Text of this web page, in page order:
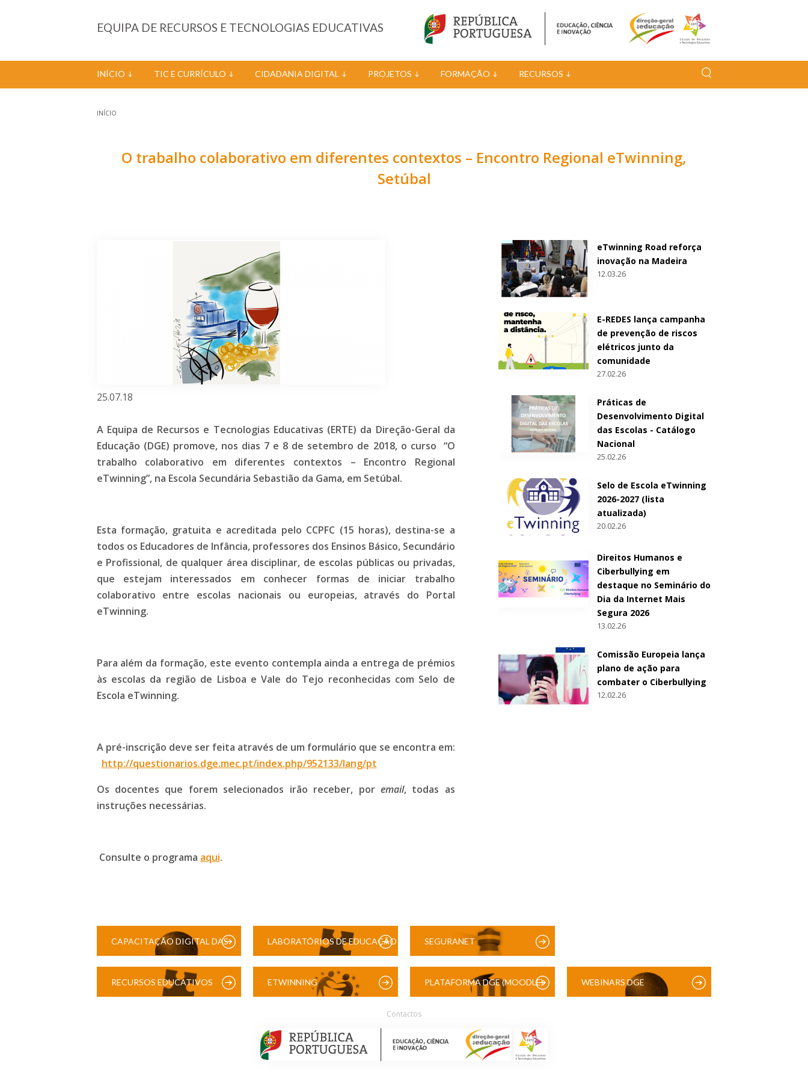
EQUIPA DE RECURSOS E TECNOLOGIAS EDUCATIVAS
INÍCIO TIC E CURRÍCULO CIDADANIA DIGITAL PROJETOS FORMAÇÃO RECURSOS
INÍCIO
O trabalho colaborativo em diferentes contextos – Encontro Regional eTwinning,
Setúbal
25.07.18
A Equipa de Recursos e Tecnologias Educativas (ERTE) da Direção-Geral da
Educação (DGE) promove, nos dias 7 e 8 de setembro de 2018, o curso “O
trabalho colaborativo em diferentes contextos – Encontro Regional
eTwinning”, na Escola Secundária Sebastião da Gama, em Setúbal.
Esta formação, gratuita e acreditada pelo CCPFC (15 horas), destina-se a
todos os Educadores de Infância, professores dos Ensinos Básico, Secundário
e Profissional, de qualquer área disciplinar, de escolas públicas ou privadas,
que estejam interessados em conhecer formas de iniciar trabalho
colaborativo entre escolas nacionais ou europeias, através do Portal
eTwinning.
Para além da formação, este evento contempla ainda a entrega de prémios
às escolas da região de Lisboa e Vale do Tejo reconhecidas com Selo de
Escola eTwinning.
A pré-inscrição deve ser feita através de um formulário que se encontra em:
http://questionarios.dge.mec.pt/index.php/952133/lang/pt
Os docentes que forem selecionados irão receber, poremail, todas as
instruções necessárias.
Consulte o programa aqui.
eTwinning Road reforça
inovação na Madeira
12.03.26
E-REDES lança campanha
de prevenção de riscos
elétricos junto da
comunidade
27.02.26
Práticas de
Desenvolvimento Digital
das Escolas - Catálogo
Nacional
25.02.26
Selo de Escola eTwinning
2026-2027 (lista
atualizada)
20.02.26
Direitos Humanos e
Ciberbullying em
destaque no Seminário do
Dia da Internet Mais
Segura 2026
13.02.26
Comissão Europeia lança
plano de ação para
combater o Ciberbullying
12.02.26
CAPACITAÇÃO DIGITAL DAS LABORATÓRIOS DE EDUCAÇÃO SEGURANET
RECURSOS EDUCATIVOS ETWINNING PLATAFORMA DGE (MOODLE) WEBINARS DGE
Contactos